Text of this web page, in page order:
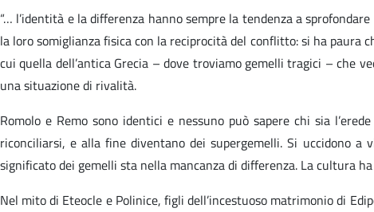
“… l’identità e la differenza hanno sempre la tendenza a
la loro somiglianza fisica con la reciprocità del conflitto: si ha
cui quella dell’antica Grecia – dove troviamo gemelli tragici – che
una situazione di rivalità.
Romolo e Remo sono identici e nessuno può sapere chi sia
riconciliarsi, e alla fine diventano dei supergemelli. Si uccidono
significato dei gemelli sta nella mancanza di differenza. La cultura
Nel mito di Eteocle e Polinice, figli dell’incestuoso matrimonio di